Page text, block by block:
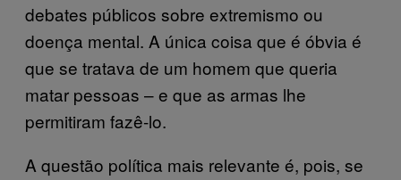
debates públicos sobre extremismo ou
doença mental. A única coisa que é óbvia é
que se tratava de um homem que queria
matar pessoas – e que as armas lhe
permitiram fazê-lo.
A questão política mais relevante é, pois, se